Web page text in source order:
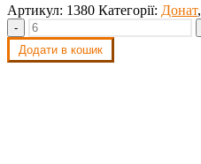
Артикул: 1380 Категорії: Донат,
-
Додати в кошик